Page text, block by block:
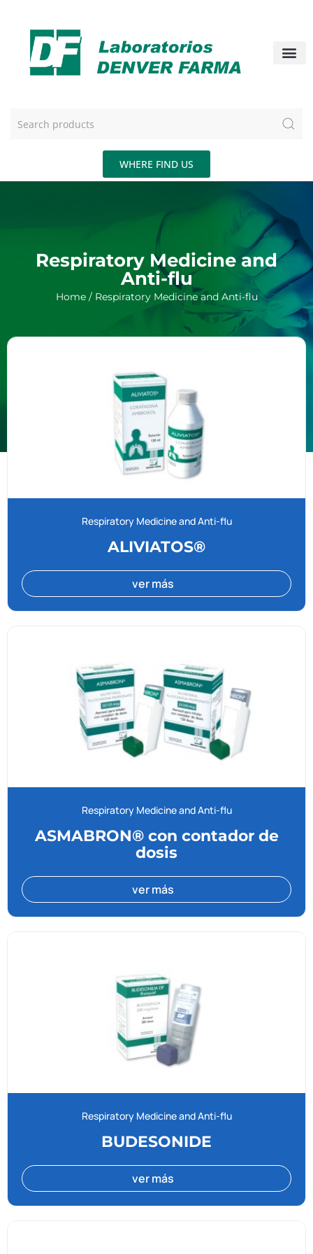
WHERE FIND US
Respiratory Medicine and
Anti-flu
Home/ Respiratory Medicine and Anti-flu
Respiratory Medicine and Anti-flu
ALIVIATOS®
ver más
Respiratory Medicine and Anti-flu
ASMABRON® con contador de
dosis
ver más
Respiratory Medicine and Anti-flu
BUDESONIDE
ver más